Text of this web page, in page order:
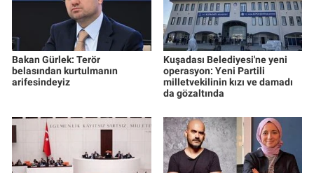
Bakan Gürlek: Terör
belasından kurtulmanın
arifesindeyiz
Kuşadası Belediyesi'ne yeni
operasyon: Yeni Partili
milletvekilinin kızı ve damadı
da gözaltında